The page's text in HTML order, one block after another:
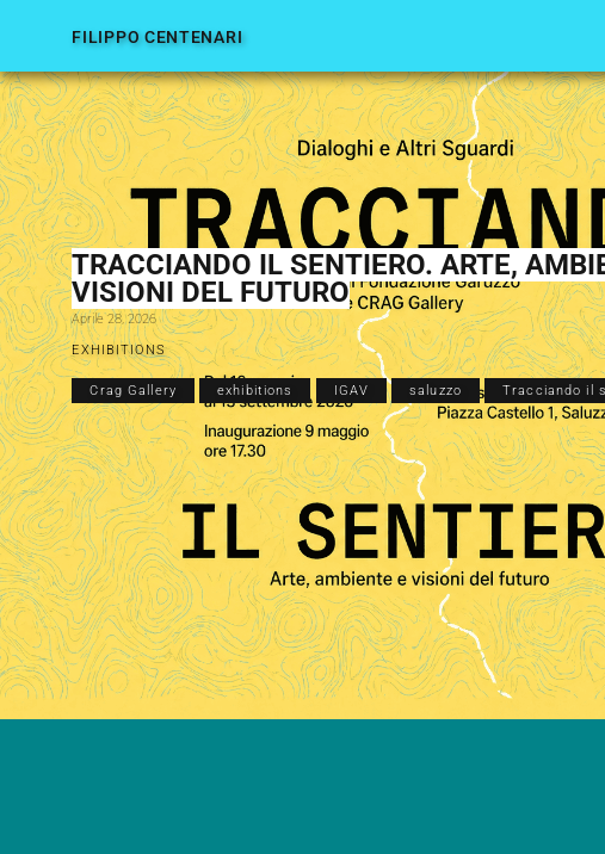
FILIPPO CENTENARI
TRACCIANDO IL SENTIERO. ARTE,
VISIONI DEL FUTURO
Aprile 28, 2026
EXHIBITIONS
Crag Gallery exhibitions IGAV saluzzo Tracciando il